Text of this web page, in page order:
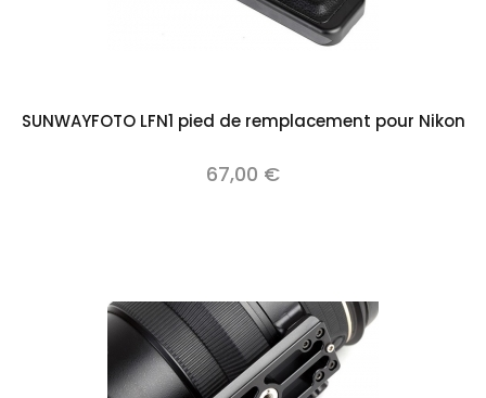
SUNWAYFOTO LFN1 pied de remplacement pour Nikon
67,00 €